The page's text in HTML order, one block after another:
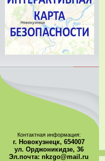
Контактная информация:
г. Новокузнецк, 654007
ул. Орджоникидзе, 36
Эл.почта: nkzgo@mail.ru